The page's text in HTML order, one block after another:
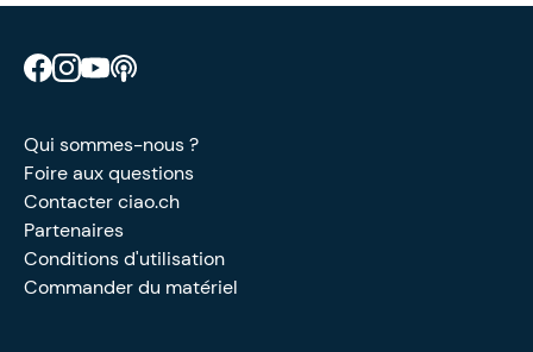
Retrouve CIAO sur Facebook
Retrouve CIAO sur Instagram
Retrouve CIAO sur YouTube
Qui sommes-nous ?
Foire aux questions
Contacter ciao.ch
Partenaires
Conditions d'utilisation
Commander du matériel